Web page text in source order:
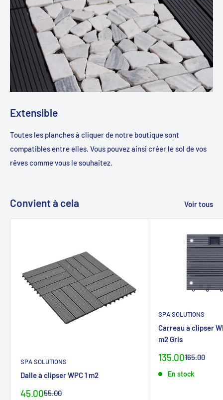
Extensible
Toutes les planches à cliquer de notre boutique sont
compatibles entre elles. Vous pouvez ainsi créer le sol de vos
rêves comme vous le souhaitez.
Convient à cela Voir tous
SPA SOLUTIONS
Dalle à clipser WPC 1 m2
Prix
45.00Prix
55.00
SPA SOLUTIONS
Carreau à clipser
m2 Gris
Prix
135.00Prix
165.00
En stock